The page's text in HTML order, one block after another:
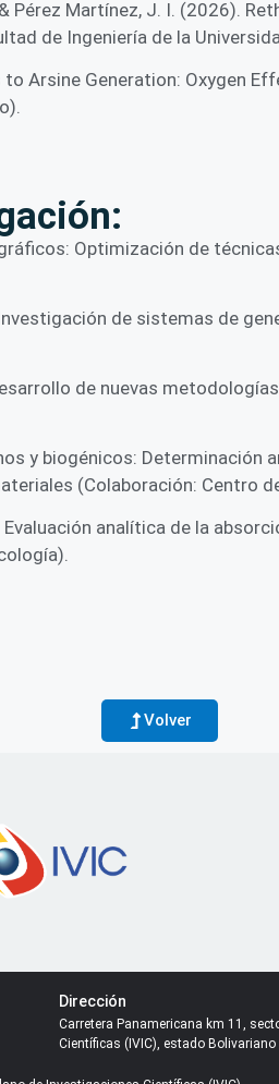
& Pérez Martínez, J. I. (2026).
de Ingeniería de la
Arsine Generation: Oxygen
Optimización de
de sistemas de
de nuevas
y biogénicos:
(Colaboración: Centro
analítica de la
Volver
Dirección
Carretera Panamericana km 11,
Científicas (IVIC), estado Bolivariano